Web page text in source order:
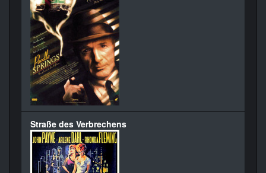
Straße des Verbrechens